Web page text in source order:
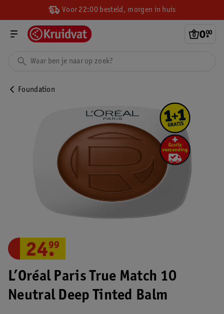
Voor 22:00 besteld, morgen in huis
0.
00
Foundation
L’Oréal Paris True Match 10
Neutral Deep Tinted Balm
24.
99